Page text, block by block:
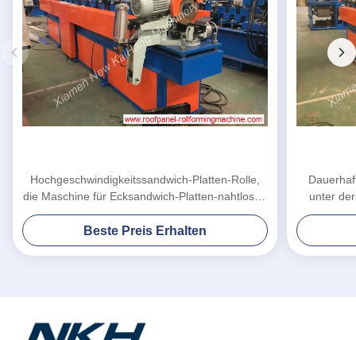
Hochgeschwindigkeitssandwich-Platten-Rolle,
die Maschine für Ecksandwich-Platten-nahtloses
Gelenk bildet
Beste Preis Erhalten
unter